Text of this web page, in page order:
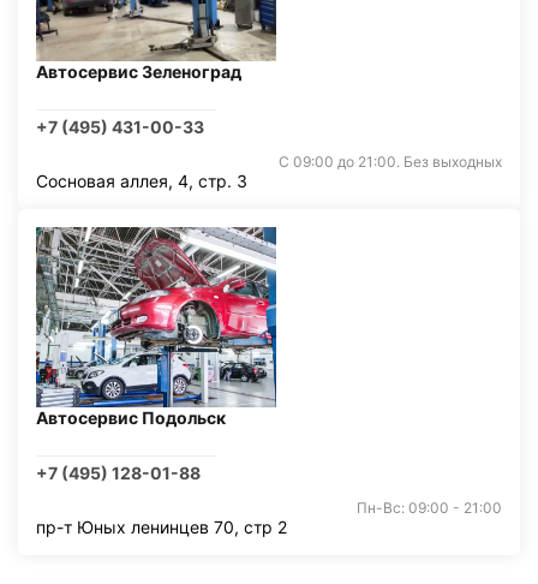
Автосервис Зеленоград
+7 (495) 431-00-33
С 09:00 до 21:00. Без выходных
Сосновая аллея, 4, стр. 3
Автосервис Подольск
+7 (495) 128-01-88
Пн-Вс: 09:00 - 21:00
пр-т Юных ленинцев 70, стр 2